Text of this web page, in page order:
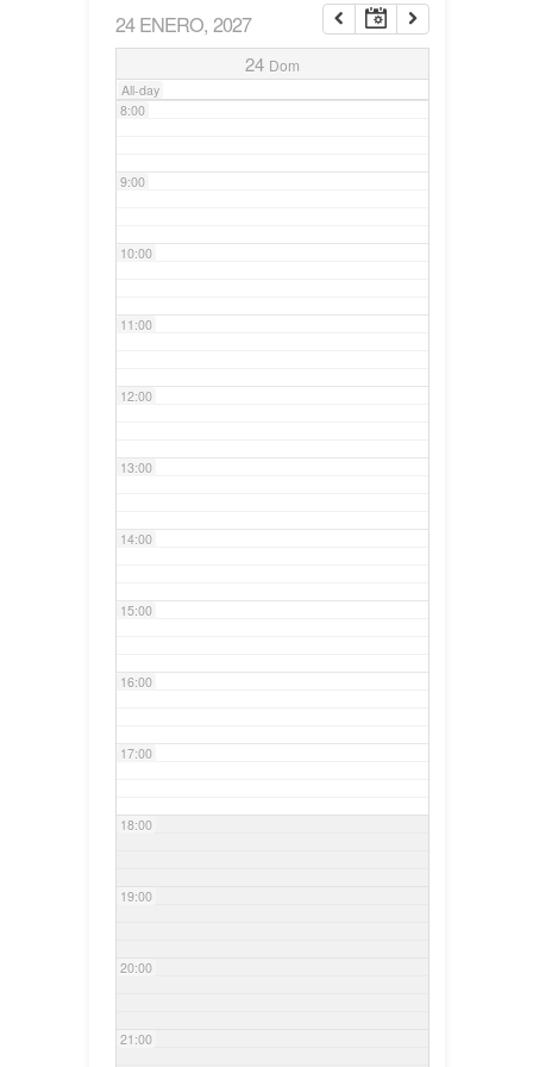
24 ENERO, 2027
24 Dom
All-day
7:00
8:00
9:00
10:00
11:00
12:00
13:00
14:00
15:00
16:00
17:00
18:00
19:00
20:00
21:00